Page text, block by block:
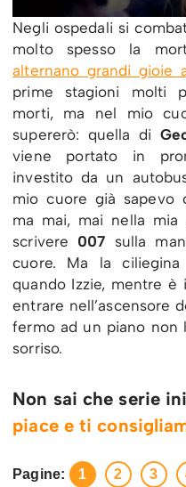
Negli ospedali si
molto spesso la
alternano grandi gioie
prime stagioni molti
morti, ma nel mio
supererò: quella di
viene portato in
investito da un
mio cuore già sapevo
ma mai, mai nella
scrivere 007 sulla
cuore. Ma la
quando Izzie, mentre è
entrare nell’ascensore
fermo ad un piano non
sorriso.
Non sai che serie
piace e ti
Pagine: 1 2 3